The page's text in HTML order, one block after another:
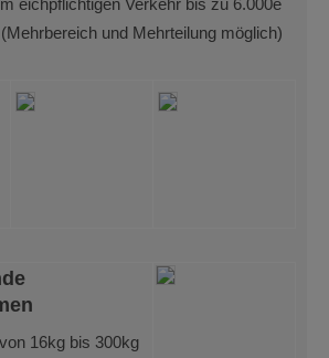
eichpflichtigen Verkehr bis zu 6.000e
und Mehrteilung möglich)
16kg bis 300kg